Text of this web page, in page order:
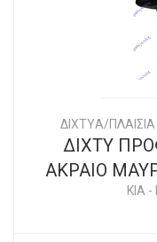
ΔΙΧΤYΑ/
ΔΙΧΤΥ
ΑΚΡΑΙΟ
KIA -